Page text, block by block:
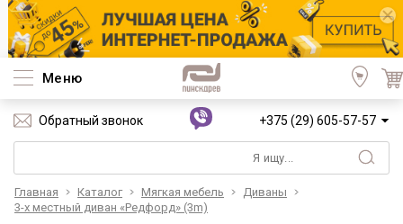
Меню
Обратный звонок +375 (29) 605-57-57
Главная Каталог Мягкая мебель
Диваны
3-х местный диван «Редфорд» (3m)